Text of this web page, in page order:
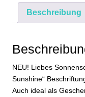
My
Sunshine
Geschenk
Menge
Beschreibung
NEU! Liebes
Sunshine“
Auch ideal als